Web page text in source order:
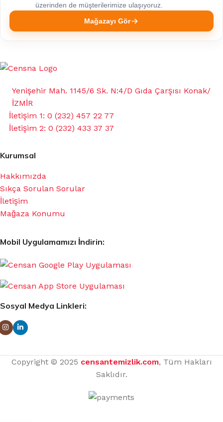
üzerinden de müşterilerimize ulaşıyoruz.
Mağazayı Gör
Yenişehir Mah. 1145/6 Sk. N:4/D Gıda Çarşısı Konak/
İZMİR
İletişim 1: 0 (232) 457 22 77
İletişim 2: 0 (232) 433 37 37
Kurumsal
Hakkımızda
Sıkça Sorulan Sorular
İletişim
Mağaza Konumu
Mobil Uygulamamızı İndirin:
Sosyal Medya Linkleri:
Copyright © 2025 censantemizlik.com, Tüm Hakları
Saklıdır.